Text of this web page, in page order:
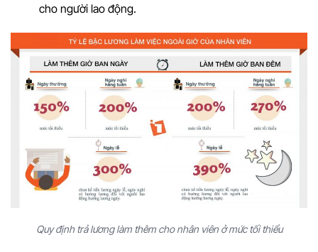
cho người lao động.
Quy định trả lương làm thêm cho nhân viên ở mức tối thiểu